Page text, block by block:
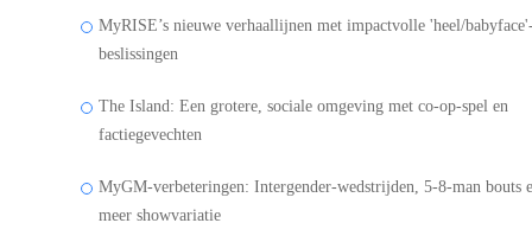
MyRISE’s nieuwe verhaallijnen met impactvolle 'heel/
beslissingen
The Island: Een grotere, sociale omgeving met co-op-spel en
factiegevechten
MyGM-verbeteringen: Intergender-wedstrijden, 5-8-man bouts
meer showvariatie